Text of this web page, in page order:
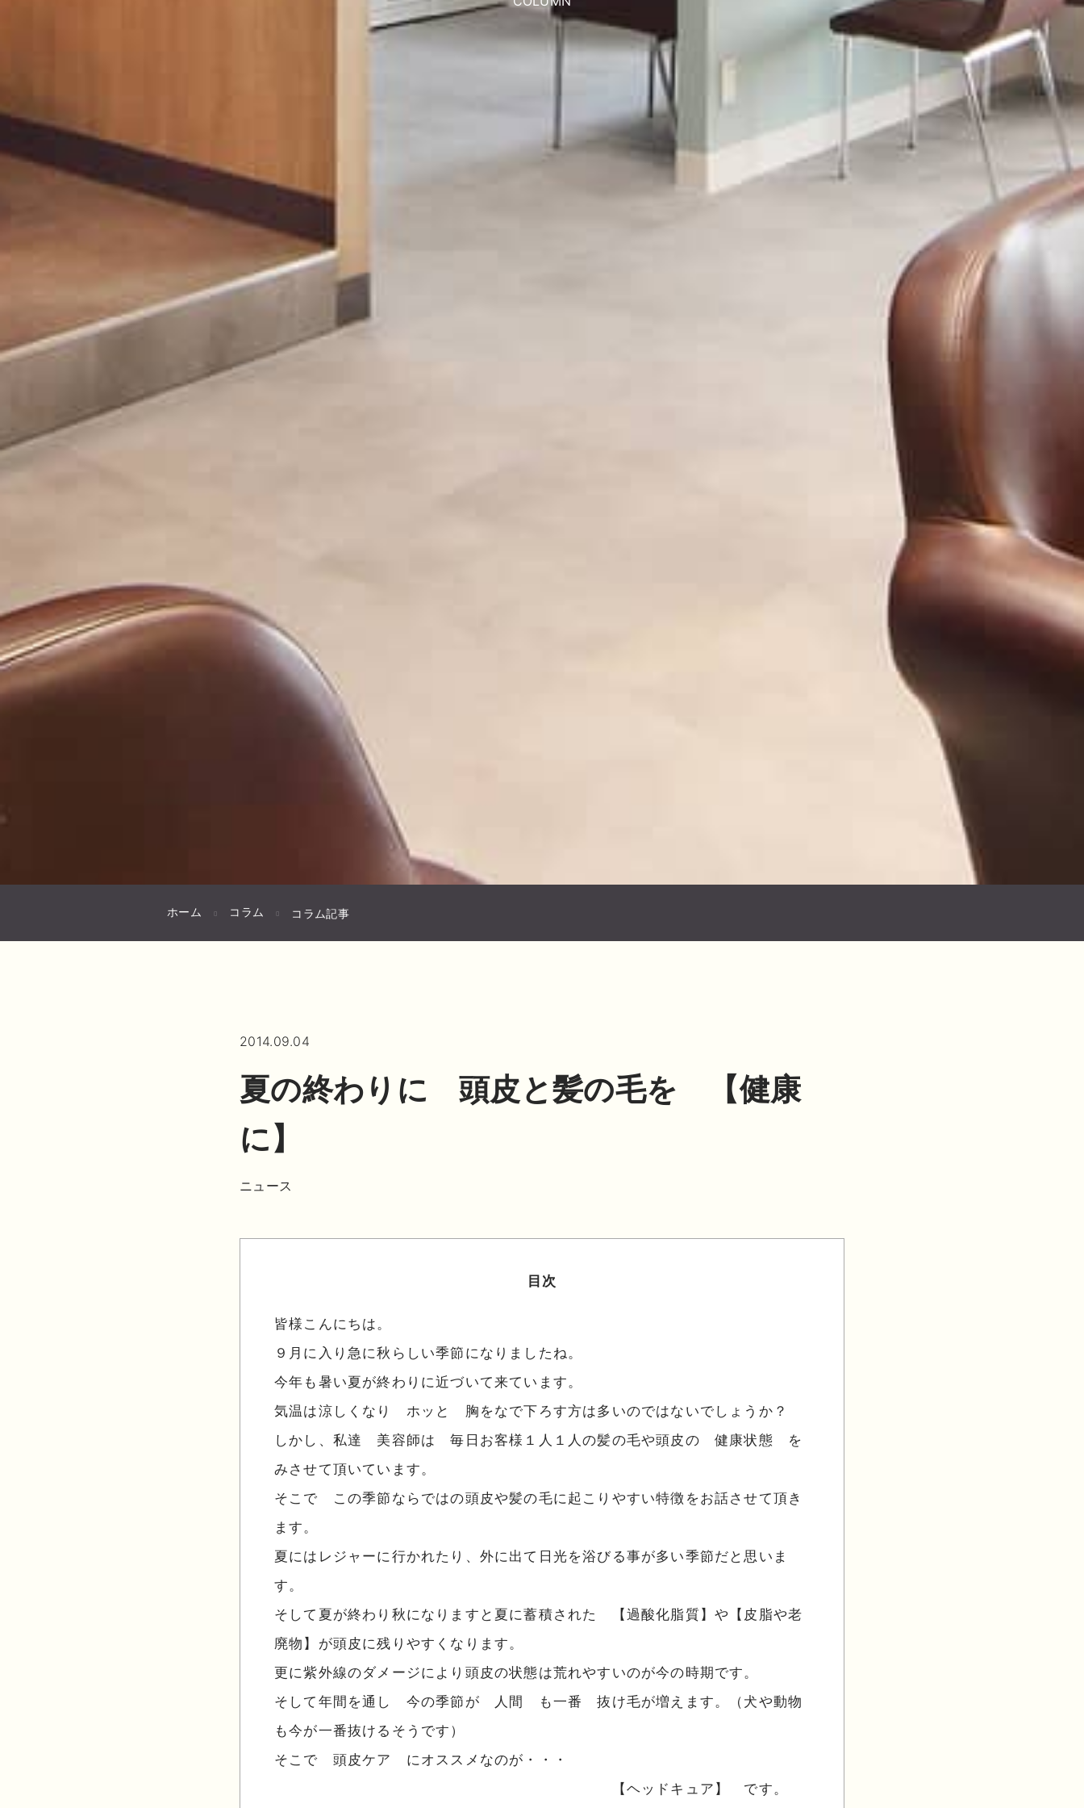
ホーム コラム コラム記事
2014.09.04
夏の終わりに 頭皮と髪の毛を 【健康
に】
ニュース
目次
皆様こんにちは。
９月に入り急に秋らしい季節になりましたね。
今年も暑い夏が終わりに近づいて来ています。
気温は涼しくなり ホッと 胸をなで下ろす方は多いのではないでしょうか？
しかし、私達 美容師は 毎日お客様１人１人の髪の毛や頭皮の 健康状態 を
みさせて頂いています。
そこで この季節ならではの頭皮や髪の毛に起こりやすい特徴をお話させて頂き
ます。
夏にはレジャーに行かれたり、外に出て日光を浴びる事が多い季節だと思いま
す。
そして夏が終わり秋になりますと夏に蓄積された 【過酸化脂質】や【皮脂や老
廃物】が頭皮に残りやすくなります。
更に紫外線のダメージにより頭皮の状態は荒れやすいのが今の時期です。
そして年間を通し 今の季節が 人間 も一番 抜け毛が増えます。（犬や動物
も今が一番抜けるそうです）
そこで 頭皮ケア にオススメなのが・・・
【ヘッドキュア】 です。